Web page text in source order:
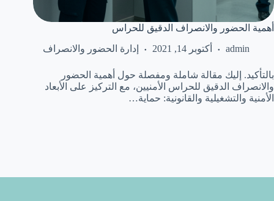
أهمية الحضور والانصراف الدقيق للحراس
admin
أكتوبر 14, 2021 إدارة الحضور والانصراف
بالتأكيد. إليك مقالة شاملة ومفصلة حول أهمية الحضور
والانصراف الدقيق للحراس الأمنيين، مع التركيز على الأبعاد
الأمنية والتشغيلية والقانونية: حماية…